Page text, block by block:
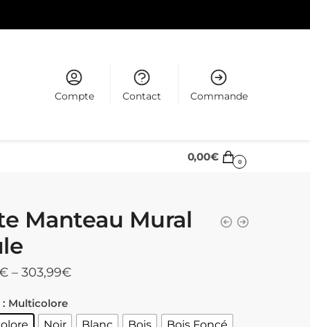
Compte Contact Commande
0,00€ 0
Manteau Mural
– 303,99€
: Multicolore